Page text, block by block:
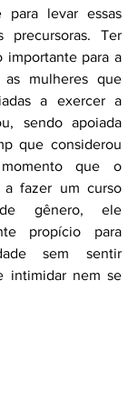
para levar essas
precursoras. Ter
importante para a
as mulheres que
a exercer a
sendo apoiada
que considerou
que o
fazer um curso
gênero, ele
propício para
sem sentir
intimidar nem se